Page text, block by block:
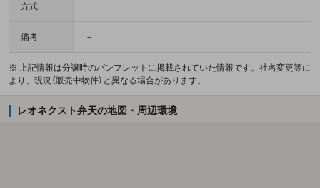
方式
備考 －
※ 上記情報は分譲時のパンフレットに掲載されていた情報です。社名変更等に
より、現況（販売中物件）と異なる場合があります。
レオネクスト弁天の地図・周辺環境